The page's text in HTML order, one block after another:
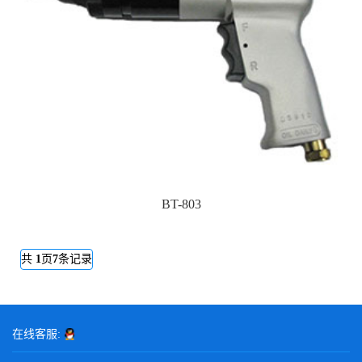
BT-803
共 1页7条记录
在线客服: